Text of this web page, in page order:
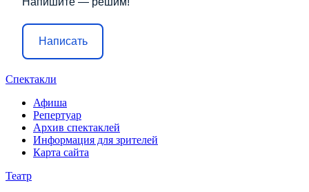
Написать
Спектакли
Афиша
Репертуар
Архив спектаклей
Информация для зрителей
Карта сайта
Театр